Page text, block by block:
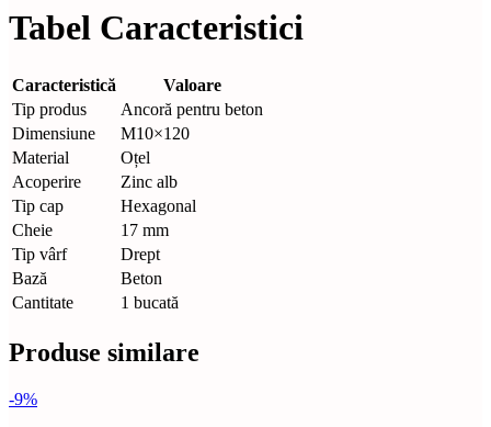
Tabel Caracteristici
Caracteristică
Valoare
Tip produs
Ancoră pentru beton
Dimensiune
M10×120
Material
Oțel
Acoperire
Zinc alb
Tip cap
Hexagonal
Cheie
17 mm
Tip vârf
Drept
Bază
Beton
Cantitate
1 bucată
Produse similare
-9%